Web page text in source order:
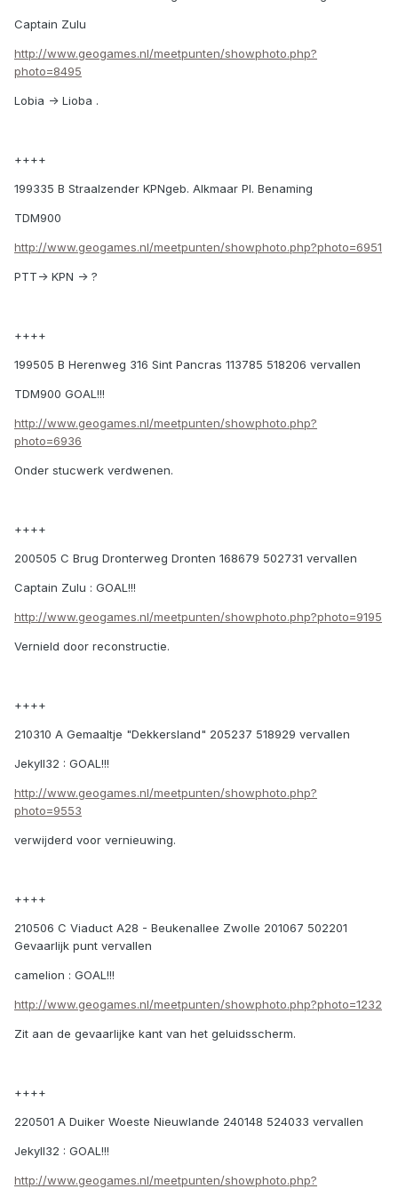
Captain Zulu
http://www.geogames.nl/meetpunten/showphoto.php?
photo=8495
Lobia -> Lioba .
++++
199335 B Straalzender KPNgeb. Alkmaar Pl. Benaming
TDM900
http://www.geogames.nl/meetpunten/showphoto.php?photo=6951
PTT-> KPN -> ?
++++
199505 B Herenweg 316 Sint Pancras 113785 518206 vervallen
TDM900 GOAL!!!
http://www.geogames.nl/meetpunten/showphoto.php?
photo=6936
Onder stucwerk verdwenen.
++++
200505 C Brug Dronterweg Dronten 168679 502731 vervallen
Captain Zulu : GOAL!!!
http://www.geogames.nl/meetpunten/showphoto.php?photo=9195
Vernield door reconstructie.
++++
210310 A Gemaaltje "Dekkersland" 205237 518929 vervallen
Jekyll32 : GOAL!!!
http://www.geogames.nl/meetpunten/showphoto.php?
photo=9553
verwijderd voor vernieuwing.
++++
210506 C Viaduct A28 - Beukenallee Zwolle 201067 502201
Gevaarlijk punt vervallen
camelion : GOAL!!!
http://www.geogames.nl/meetpunten/showphoto.php?photo=1232
Zit aan de gevaarlijke kant van het geluidsscherm.
++++
220501 A Duiker Woeste Nieuwlande 240148 524033 vervallen
Jekyll32 : GOAL!!!
http://www.geogames.nl/meetpunten/showphoto.php?